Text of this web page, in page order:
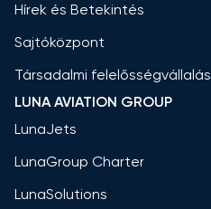
Hírek és Betekintés
Sajtóközpont
Társadalmi felelősségvállalás
LUNA AVIATION GROUP
LunaJets
LunaGroup Charter
LunaSolutions